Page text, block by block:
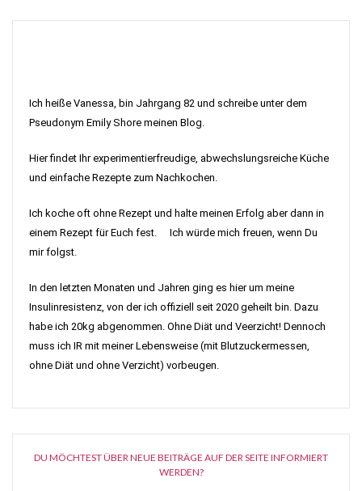
Ich heiße Vanessa, bin Jahrgang 82 und schreibe unter dem
Pseudonym Emily Shore meinen Blog.
Hier findet Ihr experimentierfreudige, abwechslungsreiche Küche
und einfache Rezepte zum Nachkochen.
Ich koche oft ohne Rezept und halte meinen Erfolg aber dann in
einem Rezept für Euch fest. Ich würde mich freuen, wenn Du
mir folgst.
In den letzten Monaten und Jahren ging es hier um meine
Insulinresistenz, von der ich offiziell seit 2020 geheilt bin. Dazu
habe ich 20kg abgenommen. Ohne Diät und Veerzicht! Dennoch
muss ich IR mit meiner Lebensweise (mit Blutzuckermessen,
ohne Diät und ohne Verzicht) vorbeugen.
DU MÖCHTEST ÜBER NEUE BEITRÄGE AUF DER SEITE INFORMIERT
WERDEN?